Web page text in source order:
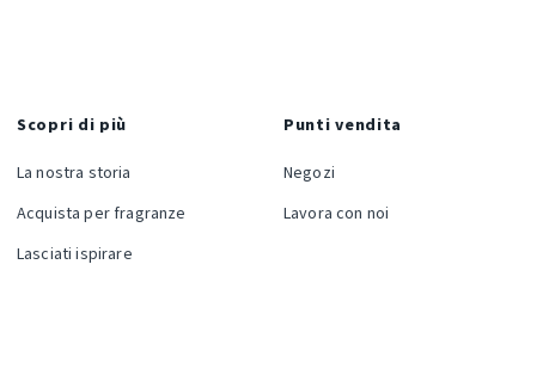
Scopri di più
La nostra storia
Acquista per fragranze
Lasciati ispirare
Punti vendita
Negozi
Lavora con noi